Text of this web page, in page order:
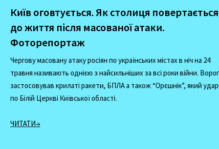
Київ оговтується. Як столиця повертається
до життя після масованої атаки.
Фоторепортаж
Чергову масовану атаку росіян по українських містах в ніч на 24
травня називають однією з найсильніших за всі роки війни. Ворог
застосовував крилаті ракети, БПЛА а також “Орєшнік”, який
по Білій Церкві Київської області.
ЧИТАТИ→